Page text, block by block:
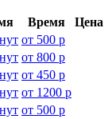
Время
Цена
от 500 р
от 800 р
от 450 р
от 1200 р
от 500 р